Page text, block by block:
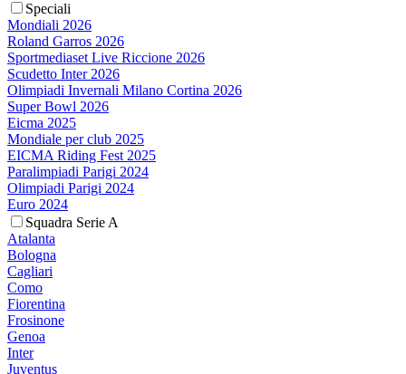
Speciali
Mondiali 2026
Roland Garros 2026
Sportmediaset Live Riccione 2026
Scudetto Inter 2026
Olimpiadi Invernali Milano Cortina 2026
Super Bowl 2026
Eicma 2025
Mondiale per club 2025
EICMA Riding Fest 2025
Paralimpiadi Parigi 2024
Olimpiadi Parigi 2024
Euro 2024
Squadra Serie A
Atalanta
Bologna
Cagliari
Como
Fiorentina
Frosinone
Genoa
Inter
Juventus